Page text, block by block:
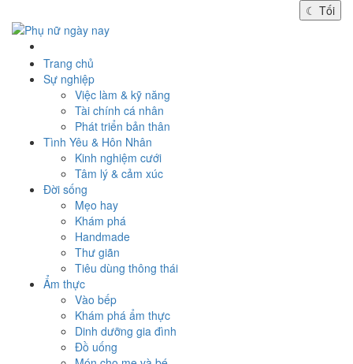
☾ Tối
Trang chủ
Sự nghiệp
Việc làm & kỹ năng
Tài chính cá nhân
Phát triển bản thân
Tình Yêu & Hôn Nhân
Kinh nghiệm cưới
Tâm lý & cảm xúc
Đời sống
Mẹo hay
Khám phá
Handmade
Thư giãn
Tiêu dùng thông thái
Ẩm thực
Vào bếp
Khám phá ẩm thực
Dinh dưỡng gia đình
Đồ uống